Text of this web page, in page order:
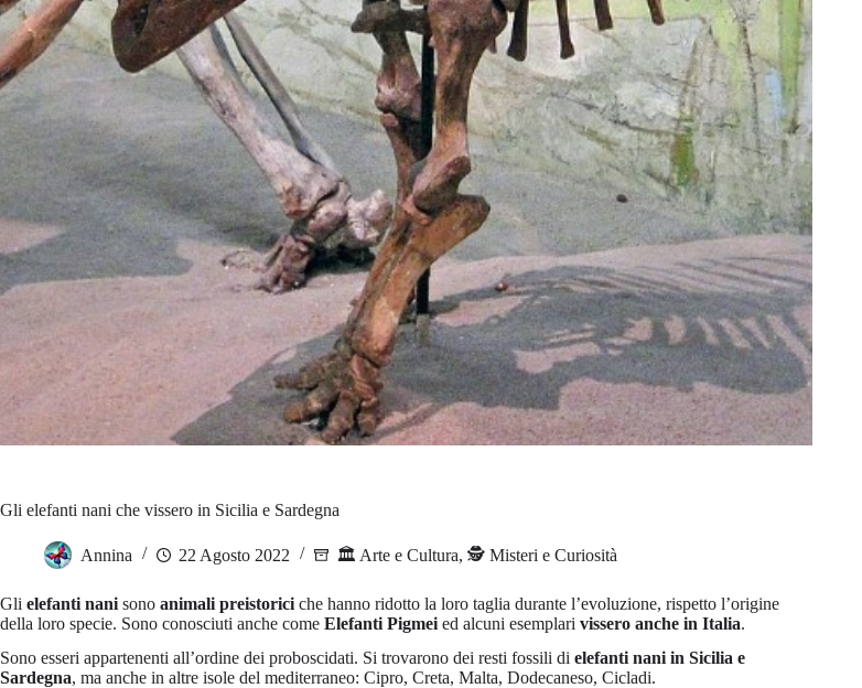
Gli elefanti nani che vissero in Sicilia e Sardegna
Annina 22 Agosto 2022 🏛️ Arte e Cultura, 🕵️ Misteri e Curiosità
Gli elefanti nani sono animali preistorici che hanno ridotto la loro taglia durante l’evoluzione, rispetto l’origine
della loro specie. Sono conosciuti anche come Elefanti Pigmei ed alcuni esemplari vissero anche in Italia.
Sono esseri appartenenti all’ordine dei proboscidati. Si trovarono dei resti fossili di elefanti nani in Sicilia e
Sardegna, ma anche in altre isole del mediterraneo: Cipro, Creta, Malta, Dodecaneso, Cicladi.